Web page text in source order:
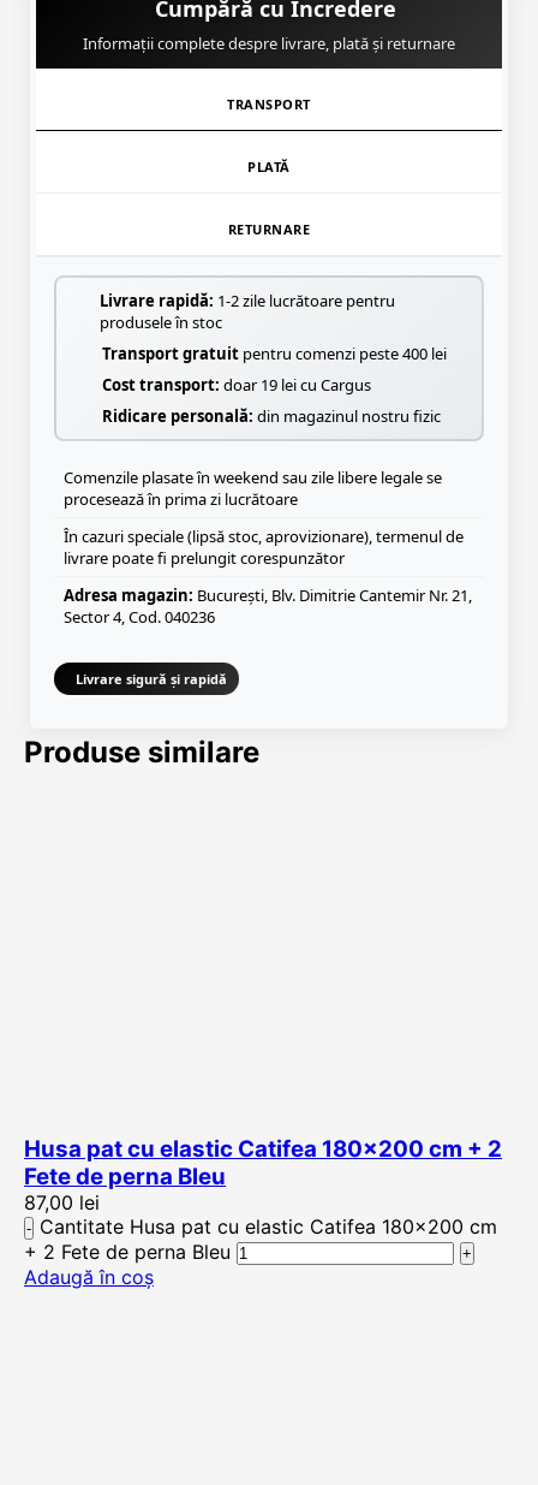
Cumpără cu Încredere
Informații complete despre livrare, plată și returnare
TRANSPORT
PLATĂ
RETURNARE
Livrare rapidă: 1-2 zile lucrătoare pentru
produsele în stoc
Transport gratuit pentru comenzi peste 400 lei
Cost transport: doar 19 lei cu Cargus
Ridicare personală: din magazinul nostru fizic
Comenzile plasate în weekend sau zile libere legale se
procesează în prima zi lucrătoare
În cazuri speciale (lipsă stoc, aprovizionare), termenul de
livrare poate fi prelungit corespunzător
Adresa magazin: București, Blv. Dimitrie Cantemir Nr. 21,
Sector 4, Cod. 040236
Livrare sigură și rapidă
Produse similare
Husa pat cu elastic Catifea 180×200 cm + 2
Fete de perna Bleu
87,00 lei
Cantitate Husa pat cu elastic Catifea 180×200 cm
+ 2 Fete de perna Bleu
Adaugă în coș